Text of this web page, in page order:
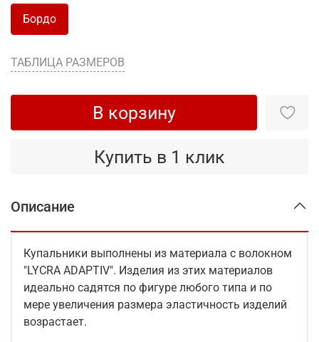
ТАБЛИЦА РАЗМЕРОВ
В корзину
Купить в 1 клик
Бордо
Описание
Купальники выполнены из материала с волокном
"LYCRA ADAPTIV". Изделия из этих материалов
идеально садятся по фигуре любого типа и по
мере увеличения размера эластичность изделий
возрастает.